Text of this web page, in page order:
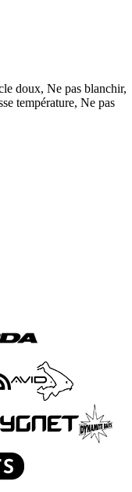
doux, Ne pas blanchir,
température, Ne pas